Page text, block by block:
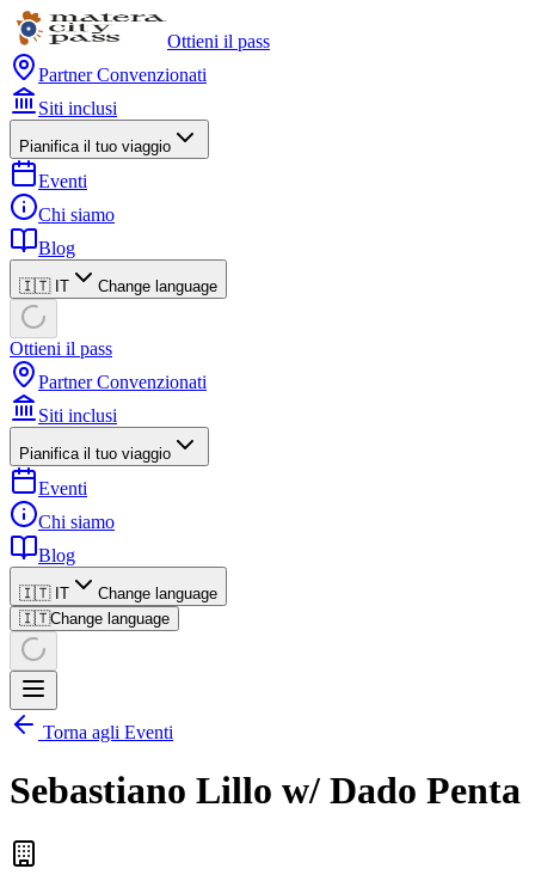
Ottieni il pass
Partner Convenzionati
Siti inclusi
Pianifica il tuo viaggio
Eventi
Chi siamo
Blog
🇮🇹 IT Change language
Ottieni il pass
Partner Convenzionati
Siti inclusi
Pianifica il tuo viaggio
Eventi
Chi siamo
Blog
🇮🇹 IT
Change language
🇮🇹Change language
Torna agli Eventi
Sebastiano Lillo w/ Dado Penta